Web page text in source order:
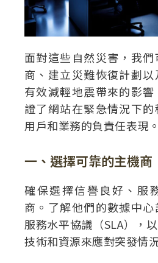
面對這些自然災害，我
商、建立災難恢復計劃以
有效減輕地震帶來的影
證了網站在緊急情況下
用戶和業務的負責任表現。
一、選擇可靠的主機商
確保選擇信譽良好、服
商。了解他們的數據中
服務水平協議（SLA），
技術和資源來應對突發情